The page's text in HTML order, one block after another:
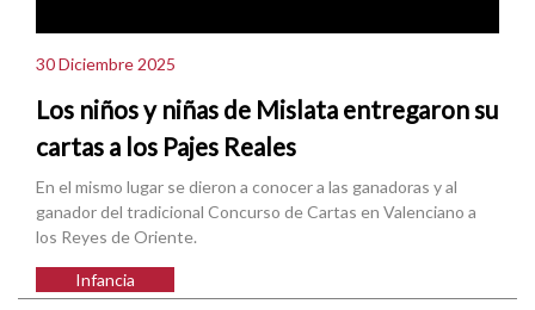
30 Diciembre 2025
Los niños y niñas de Mislata entregaron su
cartas a los Pajes Reales
En el mismo lugar se dieron a conocer a las ganadoras y al
ganador del tradicional Concurso de Cartas en Valenciano a
los Reyes de Oriente.
Infancia